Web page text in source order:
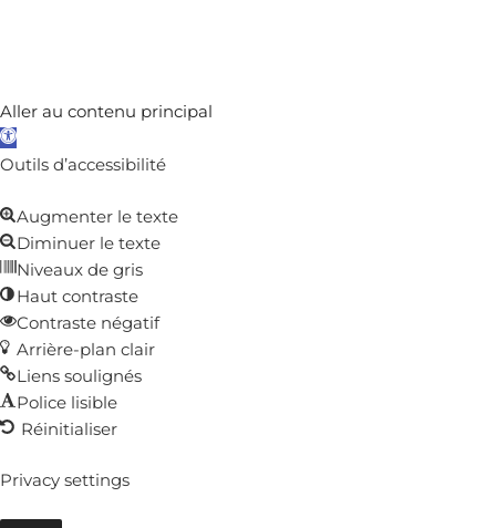
Aller au contenu principal
Ouvrir
la
d’outils
Outils d’accessibilité
Augmenter le texte
Diminuer le texte
Niveaux de gris
Haut contraste
Contraste négatif
Arrière-plan clair
Liens soulignés
Police lisible
Réinitialiser
Privacy settings